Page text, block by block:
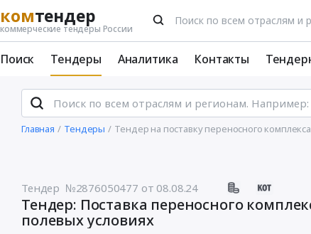
комтендер
коммерческие тендеры России
Поиск Тендеры Аналитика Контакты
Главная Тендеры Тендер на поставку переносного
Тендер №2876050477 от 08.08.24
Тендер: Поставка переносного
полевых условиях